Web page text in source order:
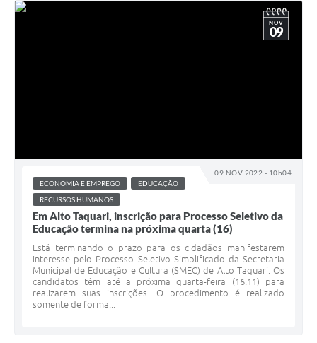
09 NOV 2022 - 10h04
NOV
09
ECONOMIA E EMPREGO
EDUCAÇÃO
RECURSOS HUMANOS
Em Alto Taquari, inscrição para Processo Seletivo da
Educação termina na próxima quarta (16)
Está terminando o prazo para os cidadãos manifestarem
interesse pelo Processo Seletivo Simplificado da Secretaria
Municipal de Educação e Cultura (SMEC) de Alto Taquari. Os
candidatos têm até a próxima quarta-feira (16.11) para
realizarem suas inscrições. O procedimento é realizado
somente de forma...